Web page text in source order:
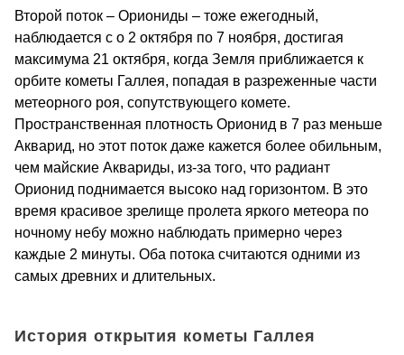
Второй поток – Ориониды – тоже ежегодный,
наблюдается с о 2 октября по 7 ноября, достигая
максимума 21 октября, когда Земля приближается к
орбите кометы Галлея, попадая в разреженные части
метеорного роя, сопутствующего комете.
Пространственная плотность Орионид в 7 раз меньше
Акварид, но этот поток даже кажется более обильным,
чем майские Аквариды, из-за того, что радиант
Орионид поднимается высоко над горизонтом. В это
время красивое зрелище пролета яркого метеора по
ночному небу можно наблюдать примерно через
каждые 2 минуты. Оба потока считаются одними из
самых древних и длительных.
История открытия кометы Галлея